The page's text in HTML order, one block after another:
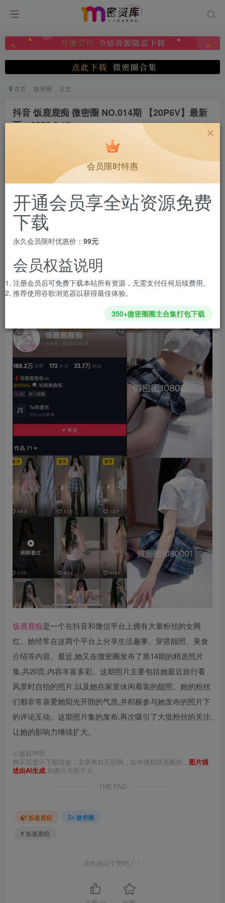
首页 微密圈 正文
抖音 饭鹿鹿痴 微密圈 NO.014期 【20P6V】最新
至：2023.9.18
关注
抖音 饭鹿鹿痴 微密圈 NO.014期 【20P6V】最新至：2023.9.18
此内容为付费阅读，请付费后查看
黄金会员免费
开通会员
付费阅读
饭鹿鹿痴是一个在抖音和微信平台上拥有大量粉丝的女网
红。她经常在这两个平台上分享生活趣事、穿搭靓照、美食
介绍等内容。最近,她又在微密圈发布了第14期的精选照片
集,共20页,内容丰富多彩。这期照片主要包括她最近旅行看
风景时自拍的照片,以及她在家里休闲着装的靓照。她的粉丝
们都非常喜爱她阳光开朗的气质,并积极参与她发布的照片下
的评论互动。这期照片集的发布,再次吸引了大批粉丝的关注,
让她的影响力继续扩大。
© 版权声明
购买后显示下载链接，文章来自互联网，如有侵权联系删除， 图片描
述由AI生成,和图片关系不大
THE END
饭鹿鹿痴
微密圈
# 饭鹿鹿痴
喜欢就点个赞吧！！
会员限时特惠
开通会员享全站资源免费
下载
永久会员限时优惠价： 99元
会员权益说明
注册会员后可免费下载本站所有资源，无需支付任何后续费用。
推荐使用谷歌浏览器以获得最佳体验。
350+微密圈圈主合集打包下载